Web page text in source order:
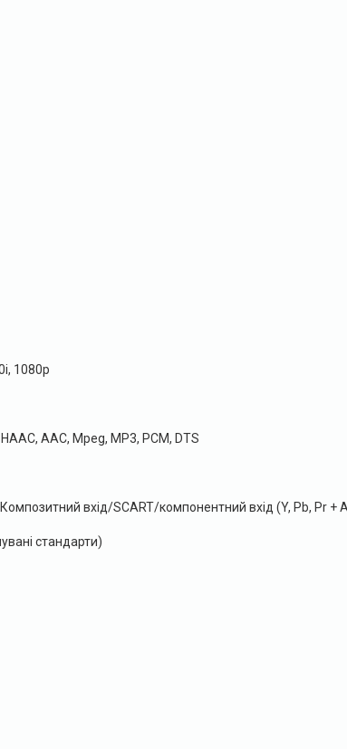
1080p
AAC, Mpeg, MP3, PCM, DTS
вхід/SCART/компонентний вхід (Y, Pb, Pr
стандарти)